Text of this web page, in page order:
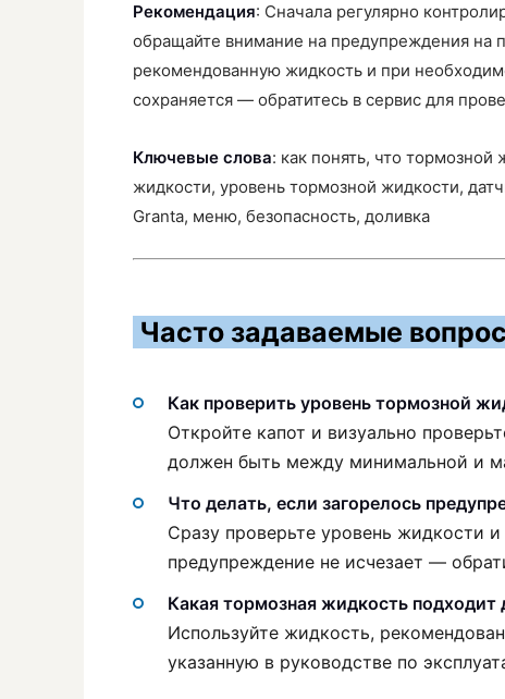
Рекомендация: Сначала регулярно
обращайте внимание на предупреждения на
рекомендованную жидкость и при
сохраняется — обратитесь в сервис для
Ключевые слова: как понять, что
жидкости, уровень тормозной жидкости,
Granta, меню, безопасность, доливка
Часто задаваемые
Как проверить уровень тормозной
Откройте капот и визуально
должен быть между минимальной и
Что делать, если загорелось
Сразу проверьте уровень жидкости
предупреждение не исчезает —
Какая тормозная жидкость подходит
Используйте жидкость,
указанную в руководстве по